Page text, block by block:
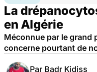
La
en Algérie
Méconnue par le grand
concerne pourtant de
Par Badr Kidiss